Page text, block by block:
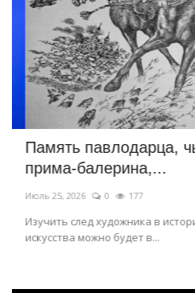
Память павлодарца,
прима-балерина,...
Июль 25, 2026 0 177
Изучить след художника в
искусства можно будет в...